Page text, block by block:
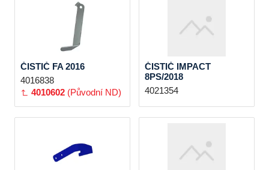
ČISTIČ FA 2016
4016838
4010602 (Původní ND)
ČISTIČ IMPACT
8PS/2018
4021354